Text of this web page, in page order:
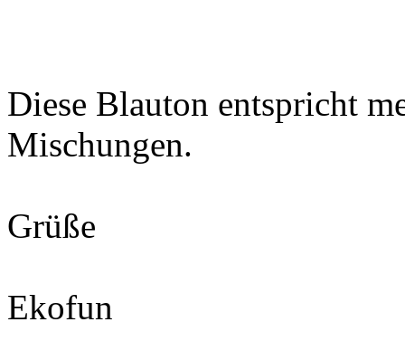
Diese Blauton entspricht
Mischungen.
Grüße
Ekofun